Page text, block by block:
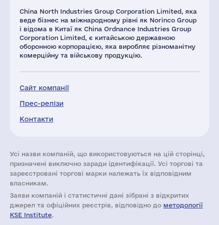
China North Industries Group Corporation Limited, яка
веде бізнес на міжнародному рівні як Norinco Group
і відома в Китаї як China Ordnance Industries Group
Corporation Limited, є китайською державною
оборонною корпорацією, яка виробляє різноманітну
комерційну та військову продукцію.
Сайт компанії
Прес-релізи
Контакти
Усі назви компаній, що використовуються на цій сторінці,
призначені виключно заради ідентифікації. Усі торгові та
зареєстровані торгові марки належать їх відповідним
власникам.
Заяви компаній i статистичні дані зібрані з відкритих
джерел та офіційних реєстрів, відповідно до методології
KSE Institute.